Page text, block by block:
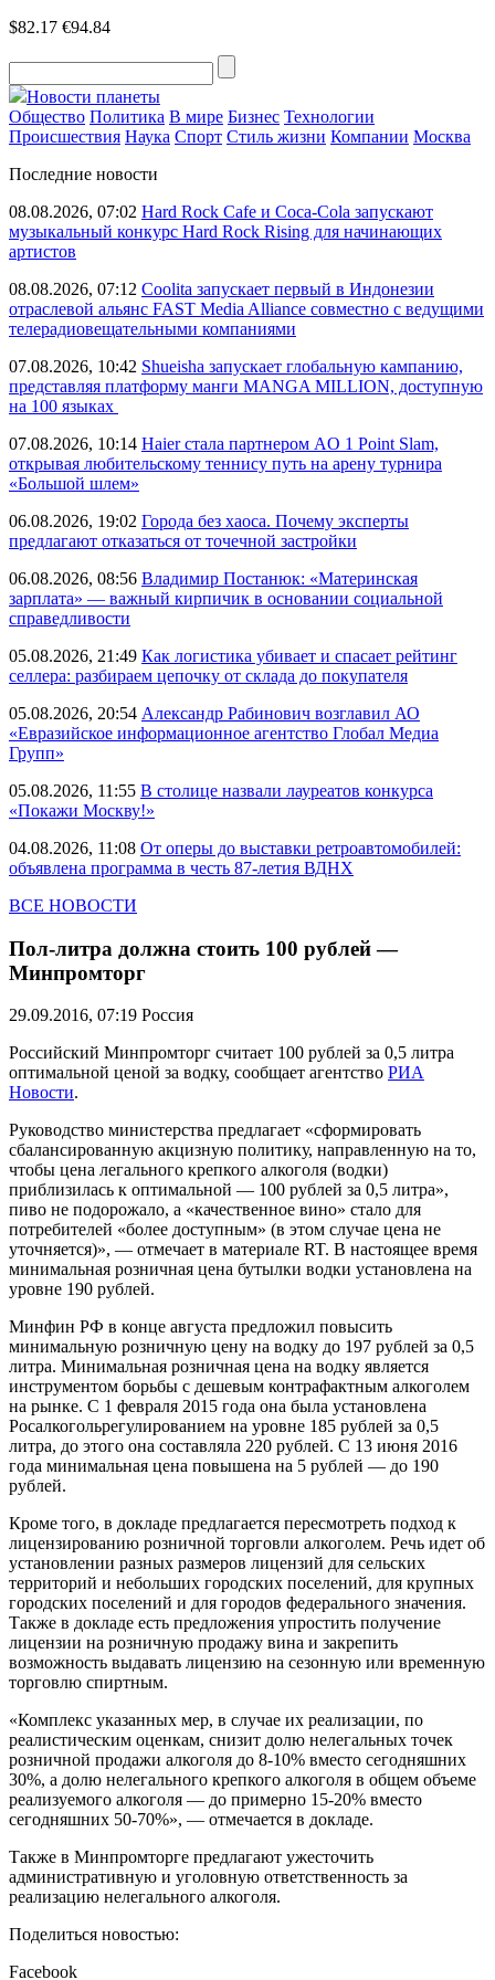
$82.17 €94.84
Новости планеты
Общество Политика В мире Бизнес Технологии
Происшествия Наука Спорт Стиль жизни Компании Москва
Последние новости
08.08.2026, 07:02 Hard Rock Cafe и Coca-Cola запускают
музыкальный конкурс Hard Rock Rising для начинающих
артистов
08.08.2026, 07:12 Coolita запускает первый в Индонезии
отраслевой альянс FAST Media Alliance совместно с ведущими
телерадиовещательными компаниями
07.08.2026, 10:42 Shueisha запускает глобальную кампанию,
представляя платформу манги MANGA MILLION, доступную
на 100 языках
07.08.2026, 10:14 Haier стала партнером AO 1 Point Slam,
открывая любительскому теннису путь на арену турнира
«Большой шлем»
06.08.2026, 19:02 Города без хаоса. Почему эксперты
предлагают отказаться от точечной застройки
06.08.2026, 08:56 Владимир Постанюк: «Материнская
зарплата» — важный кирпичик в основании социальной
справедливости
05.08.2026, 21:49 Как логистика убивает и спасает рейтинг
селлера: разбираем цепочку от склада до покупателя
05.08.2026, 20:54 Александр Рабинович возглавил АО
«Евразийское информационное агентство Глобал Медиа
Групп»
05.08.2026, 11:55 В столице назвали лауреатов конкурса
«Покажи Москву!»
04.08.2026, 11:08 От оперы до выставки ретроавтомобилей:
объявлена программа в честь 87-летия ВДНХ
ВСЕ НОВОСТИ
Пол-литра должна стоить 100 рублей —
Минпромторг
29.09.2016, 07:19 Россия
Российский Минпромторг считает 100 рублей за 0,5 литра
оптимальной ценой за водку, сообщает агентство РИА
Новости.
Руководство министерства предлагает «сформировать
сбалансированную акцизную политику, направленную на то,
чтобы цена легального крепкого алкоголя (водки)
приблизилась к оптимальной — 100 рублей за 0,5 литра»,
пиво не подорожало, а «качественное вино» стало для
потребителей «более доступным» (в этом случае цена не
уточняется)», — отмечает в материале RT. В настоящее время
минимальная розничная цена бутылки водки установлена на
уровне 190 рублей.
Минфин РФ в конце августа предложил повысить
минимальную розничную цену на водку до 197 рублей за 0,5
литра. Минимальная розничная цена на водку является
инструментом борьбы с дешевым контрафактным алкоголем
на рынке. С 1 февраля 2015 года она была установлена
Росалкогольрегулированием на уровне 185 рублей за 0,5
литра, до этого она составляла 220 рублей. С 13 июня 2016
года минимальная цена повышена на 5 рублей — до 190
рублей.
Кроме того, в докладе предлагается пересмотреть подход к
лицензированию розничной торговли алкоголем. Речь идет об
установлении разных размеров лицензий для сельских
территорий и небольших городских поселений, для крупных
городских поселений и для городов федерального значения.
Также в докладе есть предложения упростить получение
лицензии на розничную продажу вина и закрепить
возможность выдавать лицензию на сезонную или временную
торговлю спиртным.
«Комплекс указанных мер, в случае их реализации, по
реалистическим оценкам, снизит долю нелегальных точек
розничной продажи алкоголя до 8-10% вместо сегодняшних
30%, а долю нелегального крепкого алкоголя в общем объеме
реализуемого алкоголя — до примерно 15-20% вместо
сегодняшних 50-70%», — отмечается в докладе.
Также в Минпромторге предлагают ужесточить
административную и уголовную ответственность за
реализацию нелегального алкоголя.
Поделиться новостью:
Facebook